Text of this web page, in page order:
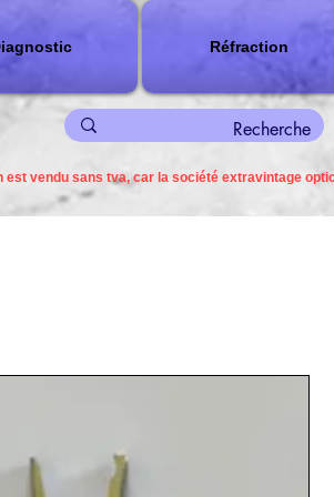
Réfraction
est vendu sans tva, car la société extravintage